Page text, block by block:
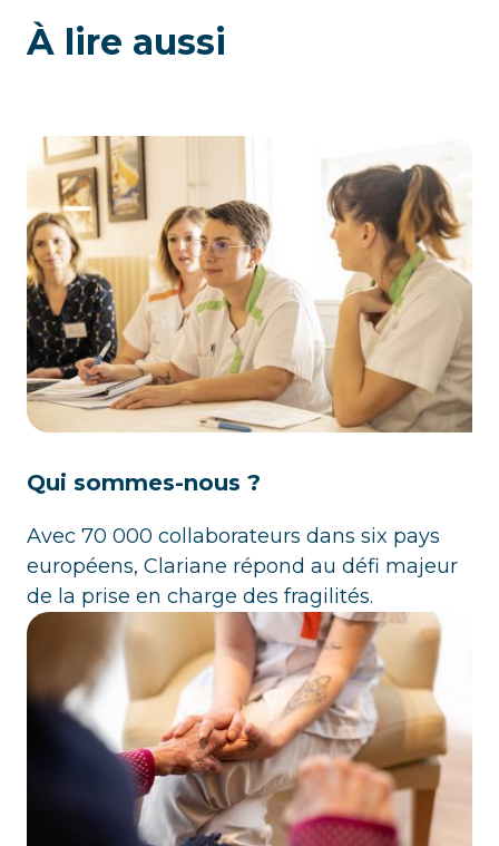
À lire aussi
Qui sommes-nous ?
Avec 70 000 collaborateurs dans six pays
européens, Clariane répond au défi majeur
de la prise en charge des fragilités.